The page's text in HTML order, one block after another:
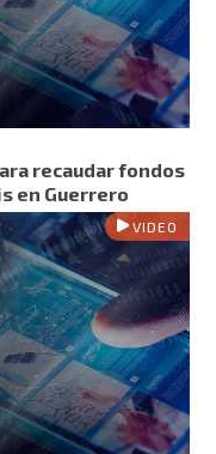
recaudar fondos
en Guerrero
VIDEO